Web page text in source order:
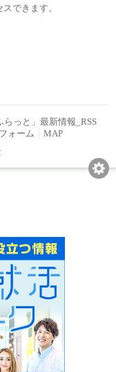
できます。
らっと」最新情報_RSS
ォーム
MAP